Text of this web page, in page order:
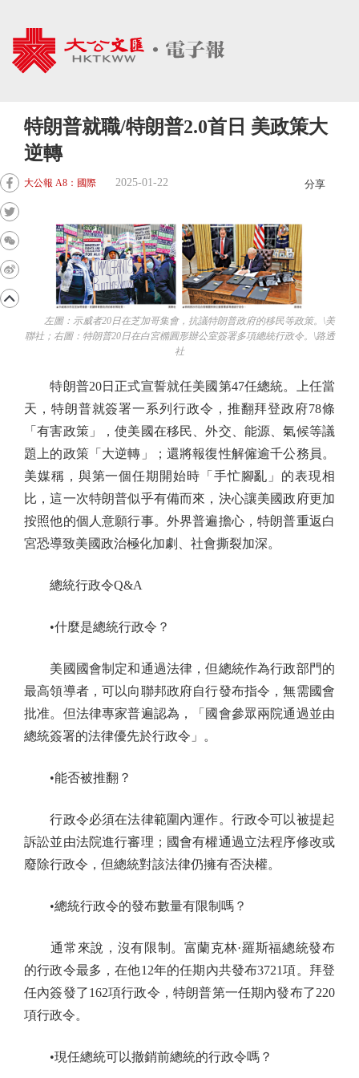
特朗普就職/特朗普2.0首日 美政策大
逆轉
大公報 A8：國際 2025-01-22 分享
左圖：示威者20日在芝加哥集會，抗議特朗普政府的移民等政策。\美
聯社；右圖：特朗普20日在白宮橢圓形辦公室簽署多項總統行政令。\路透
社
特朗普20日正式宣誓就任美國第47任總統。上任當
天，特朗普就簽署一系列行政令，推翻拜登政府78條
「有害政策」，使美國在移民、外交、能源、氣候等議
題上的政策「大逆轉」；還將報復性解僱逾千公務員。
美媒稱，與第一個任期開始時「手忙腳亂」的表現相
比，這一次特朗普似乎有備而來，決心讓美國政府更加
按照他的個人意願行事。外界普遍擔心，特朗普重返白
宮恐導致美國政治極化加劇、社會撕裂加深。
總統行政令Q&A
•什麼是總統行政令？
美國國會制定和通過法律，但總統作為行政部門的
最高領導者，可以向聯邦政府自行發布指令，無需國會
批准。但法律專家普遍認為，「國會參眾兩院通過並由
總統簽署的法律優先於行政令」。
•能否被推翻？
行政令必須在法律範圍內運作。行政令可以被提起
訴訟並由法院進行審理；國會有權通過立法程序修改或
廢除行政令，但總統對該法律仍擁有否決權。
•總統行政令的發布數量有限制嗎？
通常來說，沒有限制。富蘭克林·羅斯福總統發布
的行政令最多，在他12年的任期內共發布3721項。拜登
任內簽發了162項行政令，特朗普第一任期內發布了220
項行政令。
•現任總統可以撤銷前總統的行政令嗎？